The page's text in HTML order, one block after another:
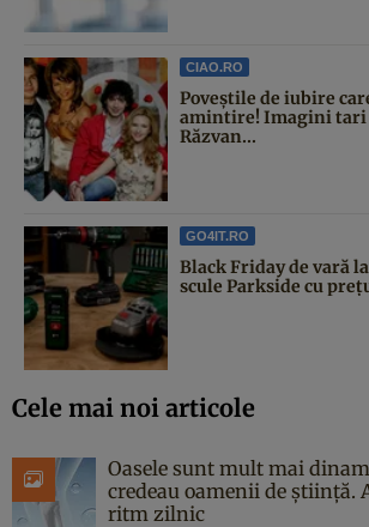
CIAO.RO
Poveştile de iubire
amintire! Imagini tari
Răzvan...
GO4IT.RO
Black Friday de vară
scule Parkside cu
Cele mai noi articole
Oasele sunt mult mai
credeau oamenii de știință.
ritm zilnic